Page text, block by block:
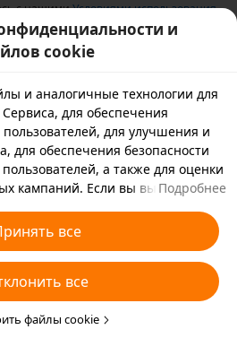
с нашимиУсловиями использования
что прочитали нашу Политику и
cookie
и аналогичные технологии для
для обеспечения
пользователей, для улучшения и
для обеспечения безопасности
а также для оценки
кампаний. Если вы выбираете
будем хранить куки-файлы и
технологии на вашем
целях. Вы также можете выбрать
все необязательные
какие типы куки-файлов
Для этого нажмите
Подробнее
все
все
файлы cookie